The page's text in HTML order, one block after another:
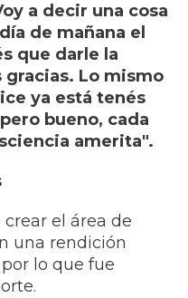
a decir una cosa
de mañana el
que darle la
Lo mismo
ya está tenés
bueno, cada
amerita".
el área de
una rendición
lo que fue